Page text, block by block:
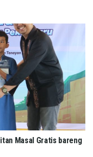
Masal Gratis bareng